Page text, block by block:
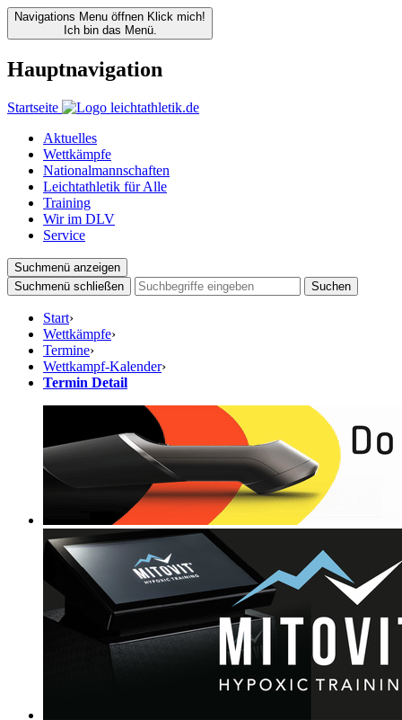
Navigations Menu öffnen Klick mich!
Ich bin das Menü.
Hauptnavigation
Startseite
Aktuelles
Wettkämpfe
Nationalmannschaften
Leichtathletik für Alle
Training
Wir im DLV
Service
Suchmenü anzeigen
Suchmenü schließen
Suchen
Start›
Wettkämpfe›
Termine›
Wettkampf-Kalender›
Termin Detail